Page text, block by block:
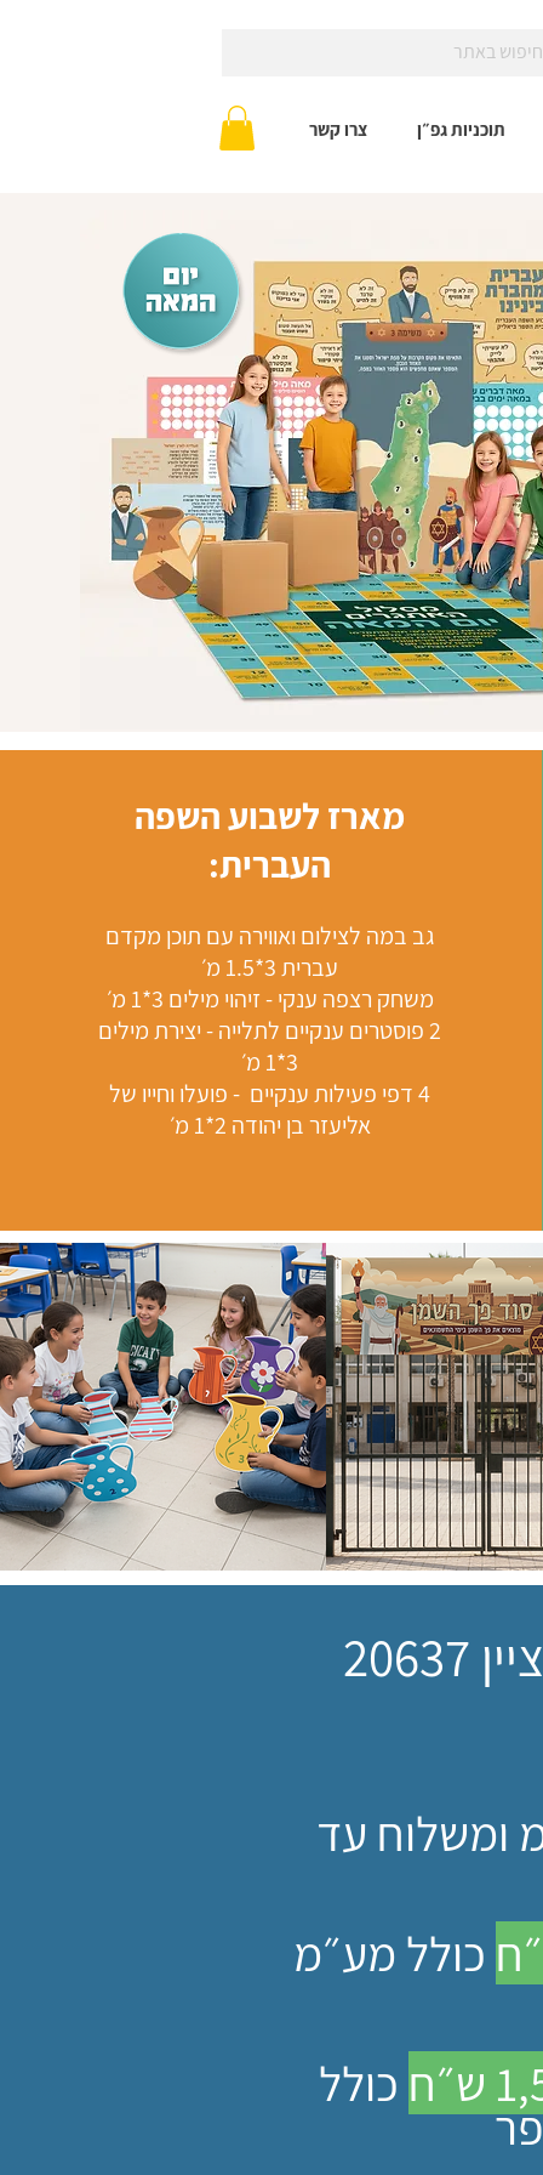
תוכניות גפ״ן צרו קשר
מארז לשבוע השפה
העברית:
גב במה לצילום ואווירה עם תוכן מקדם
עברית 3*1.5 מ׳
משחק רצפה ענקי - זיהוי מילים 3*1 מ׳
2 פוסטרים ענקיים לתלייה - יצירת מילים
3*1 מ׳
4 דפי פעילות ענקיים - פועלו וחייו של
אליעזר בן יהודה 2*1 מ׳
ומשלוח עד
כולל מע״מ
כולל